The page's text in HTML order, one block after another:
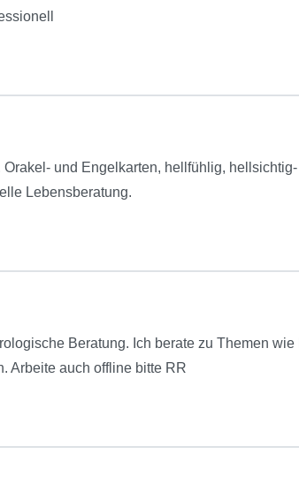
Orakel- und Engelkarten, hellfühlig,
Lebensberatung.
Beratung. Ich berate zu Themen
Arbeite auch offline bitte RR